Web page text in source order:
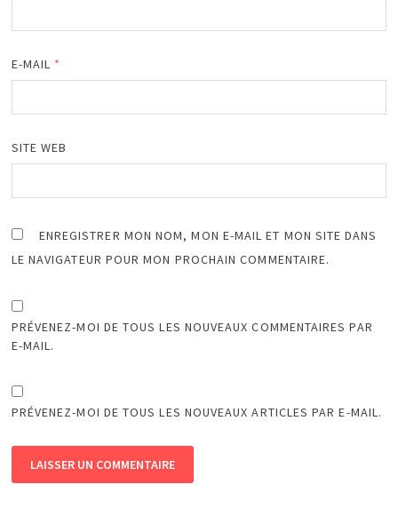
E-MAIL *
SITE WEB
ENREGISTRER MON NOM, MON E-MAIL ET MON SITE DANS
LE NAVIGATEUR POUR MON PROCHAIN COMMENTAIRE.
PRÉVENEZ-MOI DE TOUS LES NOUVEAUX COMMENTAIRES PAR
E-MAIL.
PRÉVENEZ-MOI DE TOUS LES NOUVEAUX ARTICLES PAR E-MAIL.